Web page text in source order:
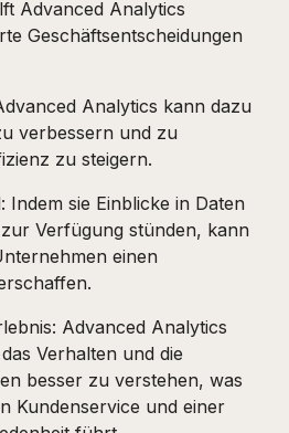
Advanced Analytics
Geschäftsentscheidungen
Analytics kann dazu
verbessern und zu
zu steigern.
Indem sie Einblicke in Daten
Verfügung stünden, kann
einen
Advanced Analytics
Verhalten und die
besser zu verstehen, was
Kundenservice und einer